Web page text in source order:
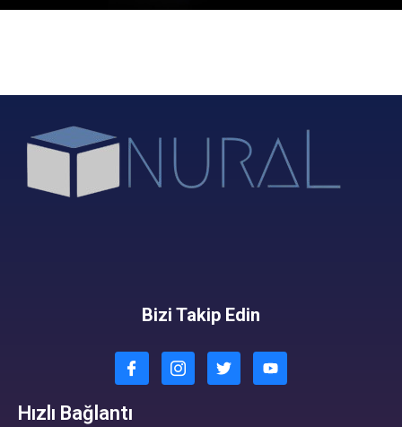
Bizi Takip Edin
Hızlı Bağlantı